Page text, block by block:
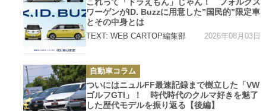
リ
ー
ワーゲンがID. Buzzに用意した”国民的”限定車
とその中身とは
TEXT: WEB CARTOP編集部 2026年08月03日
カ
テ
ゴ
リ
ー
自動車コラム
ついにはニュルFF最速記録まで樹立した「VW
ゴルフGTI」！ 時代時代のクルマ好きを魅了
した歴代モデルを振り返る【後編】